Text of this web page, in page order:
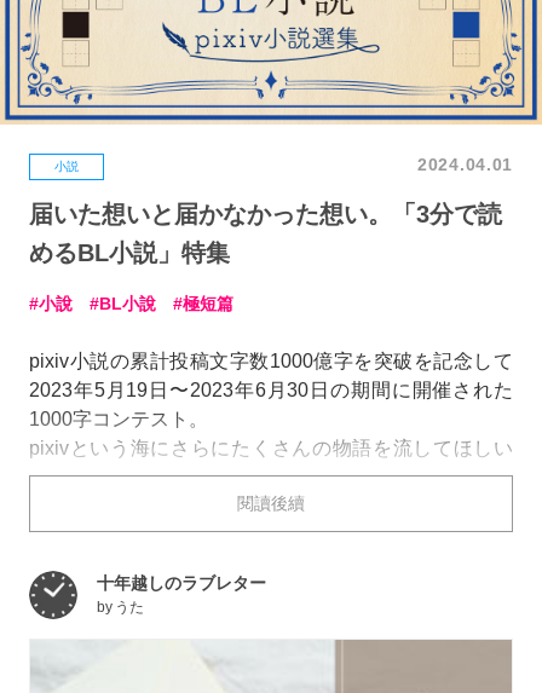
小説 2024.04.01
届いた想いと届かなかった想い。「3分で読
めるBL小説」特集
小說 BL小說 極短篇
pixiv小説の累計投稿文字数1000億字を突破を記念して
2023年5月19日〜2023年6月30日の期間に開催された
1000字コンテスト。
pixivという海にさらにたくさんの物語を流してほしい
という思いから、テーマ「ボトルメール」から想像を膨
らませた1000字以内の小説を募集しました。
アップしてご紹介します。
ボトルメールに託された想いの行方をお楽しみくださ
閱讀後續
十年越しのラブレター
by うた